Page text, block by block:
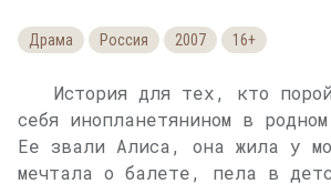
Драма Россия 2007 16+
История для тех, кто
себя инопланетянином в
Ее звали Алиса, она жила у
мечтала о балете, пела в